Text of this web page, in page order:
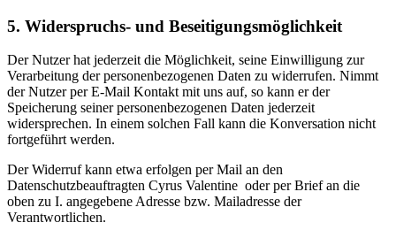
5. Widerspruchs- und Beseitigungsmöglichkeit
Der Nutzer hat jederzeit die Möglichkeit, seine Einwilligung zur
Verarbeitung der personenbezogenen Daten zu widerrufen. Nimmt
der Nutzer per E-Mail Kontakt mit uns auf, so kann er der
Speicherung seiner personenbezogenen Daten jederzeit
widersprechen. In einem solchen Fall kann die Konversation nicht
fortgeführt werden.
Der Widerruf kann etwa erfolgen per Mail an den
Datenschutzbeauftragten Cyrus Valentine oder per Brief an die
oben zu I. angegebene Adresse bzw. Mailadresse der
Verantwortlichen.